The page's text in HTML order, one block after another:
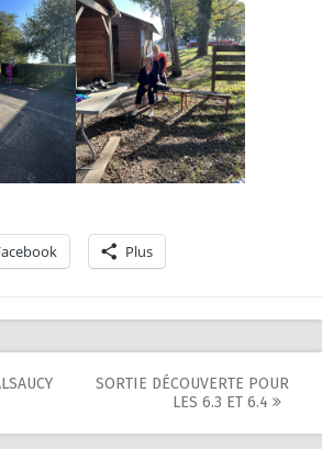
Plus
SORTIE DÉCOUVERTE POUR
LES 6.3 ET 6.4